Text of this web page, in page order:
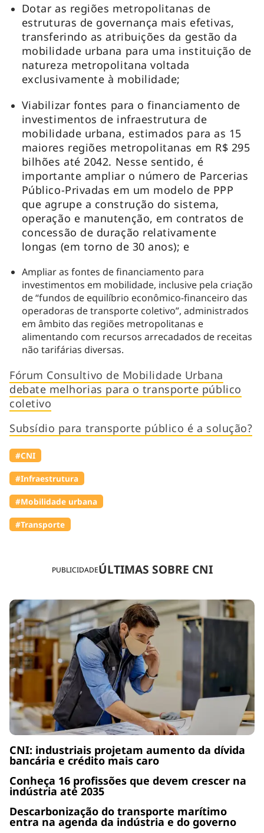
PUBLICIDADEÚLTIMAS SOBRE CNI
CNI: industriais projetam aumento da dívida
bancária e crédito mais caro
Conheça 16 profissões que devem crescer na
indústria até 2035
Descarbonização do transporte marítimo
entra na agenda da indústria e do governo
Dotar as regiões metropolitanas de
estruturas de governança mais efetivas,
transferindo as atribuições da gestão da
mobilidade urbana para uma instituição de
natureza metropolitana voltada
exclusivamente à mobilidade;
Viabilizar fontes para o financiamento de
investimentos de infraestrutura de
mobilidade urbana, estimados para as 15
maiores regiões metropolitanas em R$ 295
bilhões até 2042. Nesse sentido, é
importante ampliar o número de Parcerias
Público-Privadas em um modelo de PPP
que agrupe a construção do sistema,
operação e manutenção, em contratos de
concessão de duração relativamente
longas (em torno de 30 anos); e
Ampliar as fontes de financiamento para
investimentos em mobilidade, inclusive pela criação
de “fundos de equilíbrio econômico-financeiro das
operadoras de transporte coletivo”, administrados
em âmbito das regiões metropolitanas e
alimentando com recursos arrecadados de receitas
não tarifárias diversas.
Fórum Consultivo de Mobilidade Urbana
debate melhorias para o transporte público
coletivo
Subsídio para transporte público é a solução?
#CNI
#Infraestrutura
#Mobilidade urbana
#Transporte